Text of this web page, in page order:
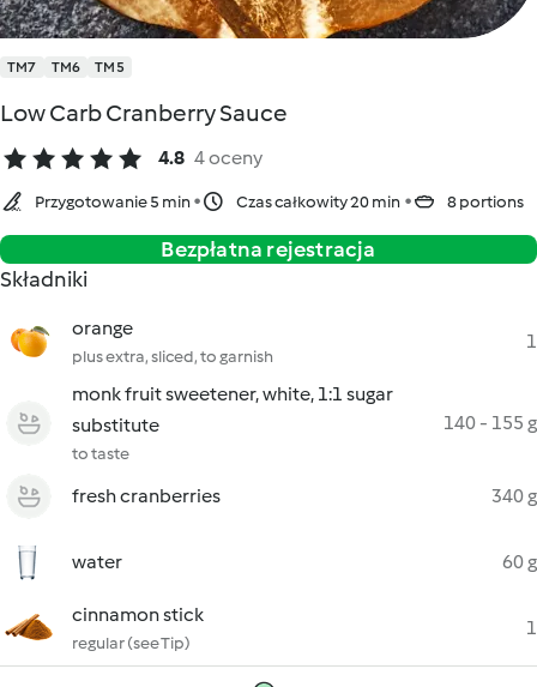
TM7 TM6 TM5
Low Carb Cranberry Sauce
4.8 4 oceny
Przygotowanie 5 min Czas całkowity 20 min 8 portions
Bezpłatna rejestracja
Składniki
orange
plus extra, sliced, to garnish
1
monk fruit sweetener, white, 1:1 sugar
substitute
to taste
140 - 155 g
fresh cranberries 340 g
water 60 g
cinnamon stick
regular (see Tip)
1